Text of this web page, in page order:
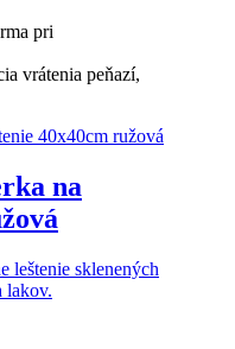
pri
vrátenia peňazí,
na
leštenie sklenených
lakov.